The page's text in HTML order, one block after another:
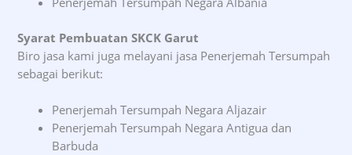
Syarat Pembuatan SKCK Garut
Biro jasa kami juga melayani jasa Penerjemah Tersumpah
sebagai berikut:
Penerjemah Tersumpah Negara Aljazair
Penerjemah Tersumpah Negara Antigua dan
Barbuda